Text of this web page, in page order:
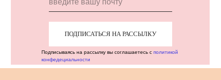
ПОДПИСАТЬСЯ НА РАССЫЛКУ
Подписываясь на рассылку вы соглашаетесь с политикой
конфедециальности